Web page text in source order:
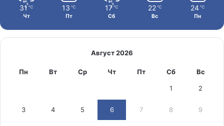
31 ℃
Чт
13 ℃
Пт
17 ℃
Сб
22 ℃
Вс
24 ℃
Пн
Август 2026
Пн Вт Ср Чт Пт Сб Вс
1 2
3 4 5 6 7 8 9